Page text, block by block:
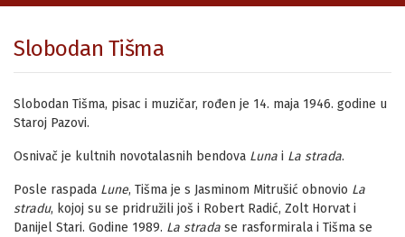
Slobodan Tišma
Slobodan Tišma, pisac i muzičar, rođen je 14. maja 1946. godine u
Staroj Pazovi.
Osnivač je kultnih novotalasnih bendova Luna i La strada.
Posle raspada Lune, Tišma je s Jasminom Mitrušić obnovio La
stradu, kojoj su se pridružili još i Robert Radić, Zolt Horvat i
Danijel Stari. Godine 1989. La strada se rasformirala i Tišma se